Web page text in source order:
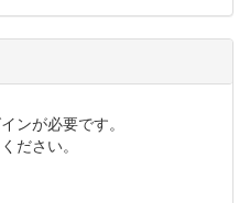
ンが必要です。
ださい。